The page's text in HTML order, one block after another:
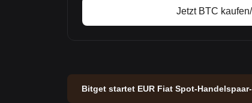
Jetzt BTC
Bitget startet EUR Fiat Spot-